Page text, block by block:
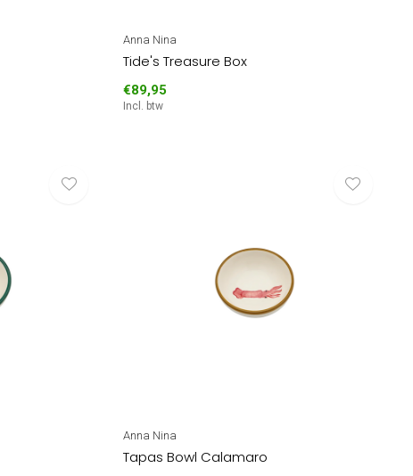
Anna Nina
Tide's Treasure Box
€89,95
Incl. btw
Anna Nina
Tapas Bowl Calamaro